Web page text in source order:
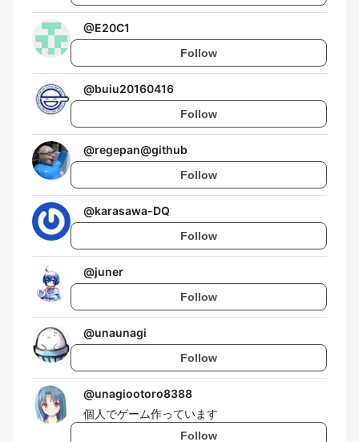
@E20C1
Follow
@buiu20160416
Follow
@regepan@github
Follow
@karasawa-DQ
Follow
@juner
Follow
@unaunagi
Follow
@unagiootoro8388
個人でゲーム作っています
Follow